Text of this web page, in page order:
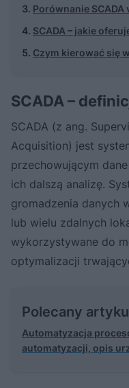
Porównanie SCADA
SCADA – jakie
Czym kierować się
SCADA –
SCADA (z ang.
Acquisition) jest
przechowującym
ich dalszą analizę.
gromadzenia danych
lub wielu zdalnych
wykorzystywane do
optymalizacji
Polecany
Automatyzacja
automatyzacji, opis